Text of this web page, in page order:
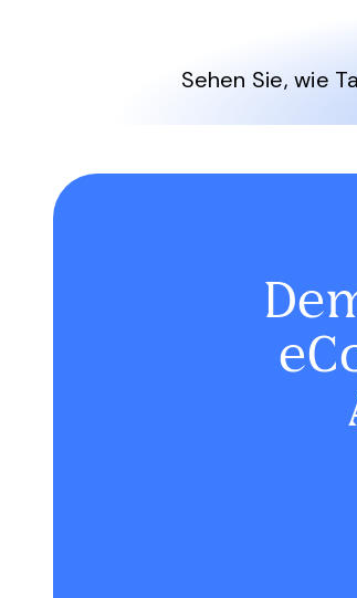
Sehen Sie, wie